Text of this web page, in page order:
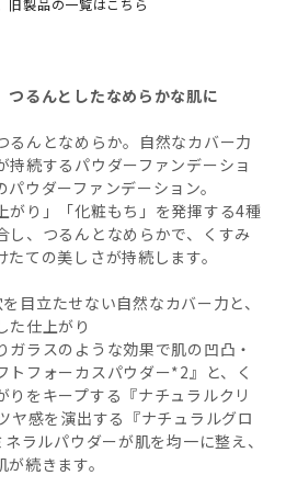
旧製品の一覧はこちら
つるんとしたなめらかな肌に
るんとなめらか。自然なカバー力
持続するパウダーファンデーショ
ウダーファンデーション。
がり」「化粧もち」を発揮する4種
し、つるんとなめらかで、くすみ
ての美しさが持続します。
立たせない自然なカバー力と、
た仕上がり
ラスのような効果で肌の凹凸・
トフォーカスパウダー*2』と、く
をキープする『ナチュラルクリ
ヤ感を演出する『ナチュラルグロ
ラルパウダーが肌を均一に整え、
続きます。